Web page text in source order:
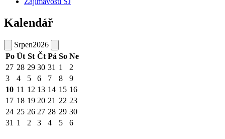
Kalendář
Srpen2026
Po Út St Čt Pá So Ne
27 28 29 30 31 1
2
3
4 5 6 7 8
9
10 11 12 13 14 15 16
17 18 19 20 21 22 23
24 25 26 27 28 29 30
31 1 2 3 4 5 6